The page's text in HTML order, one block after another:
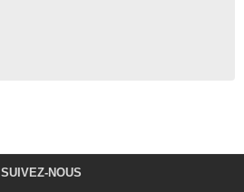
SUIVEZ-NOUS